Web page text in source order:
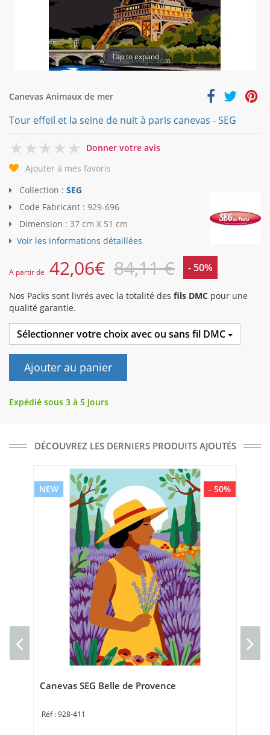
Tap to expand
Canevas Animaux de mer
Tour effeil et la seine de nuit à paris canevas - SEG
0
Donner votre avis
Ajouter à mes favoris
Collection : SEG
Code Fabricant : 929-696
Dimension : 37 cm X 51 cm
Voir les informations détaillées
A partir de 42,06€ 84,11 € - 50%
Nos Packs sont livrés avec la totalité des fils DMC pour une
qualité garantie.
Sélectionner votre choix avec ou sans fil DMC
Ajouter au panier
Expédié sous 3 à 5 Jours
DÉCOUVREZ LES DERNIERS PRODUITS AJOUTÉS
- 50%
NEW
Canevas SEG Belle de Provence
928-411